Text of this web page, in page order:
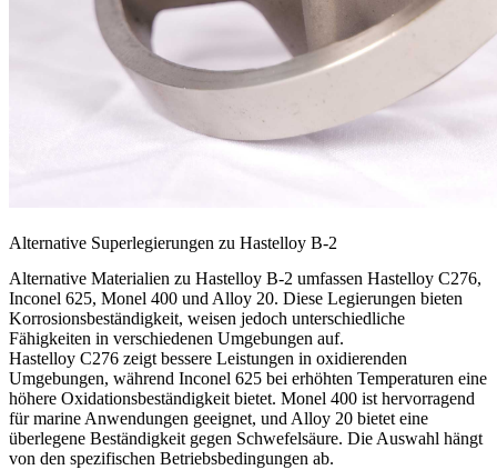
Alternative Superlegierungen zu Hastelloy B-2
Alternative Materialien zu Hastelloy B-2 umfassen Hastelloy C276,
Inconel 625, Monel 400 und Alloy 20. Diese Legierungen bieten
Korrosionsbeständigkeit, weisen jedoch unterschiedliche
Fähigkeiten in verschiedenen Umgebungen auf.
Hastelloy C276 zeigt bessere Leistungen in oxidierenden
Umgebungen, während Inconel 625 bei erhöhten Temperaturen eine
höhere Oxidationsbeständigkeit bietet. Monel 400 ist hervorragend
für marine Anwendungen geeignet, und Alloy 20 bietet eine
überlegene Beständigkeit gegen Schwefelsäure. Die Auswahl hängt
von den spezifischen Betriebsbedingungen ab.